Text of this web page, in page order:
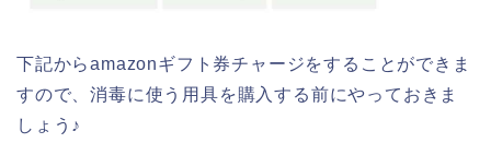
下記からamazonギフト券チャージをすることができま
すので、消毒に使う用具を購入する前にやっておきま
しょう♪